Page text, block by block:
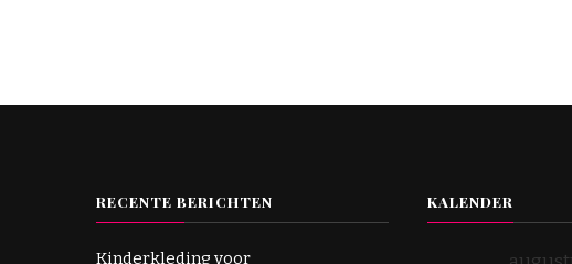
RECENTE BERICHTEN
Kinderkleding voor
KALENDER